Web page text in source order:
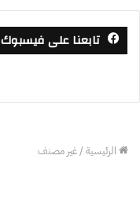
تابعنا على فيسبوك